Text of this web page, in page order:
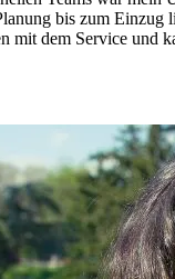
bis zum Einzug
mit dem Service und